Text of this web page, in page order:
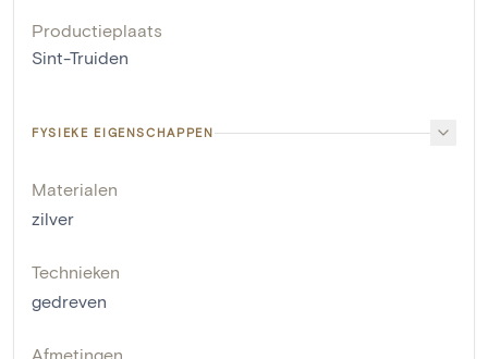
Productieplaats
Sint-Truiden
FYSIEKE EIGENSCHAPPEN
Materialen
zilver
Technieken
gedreven
Afmetingen